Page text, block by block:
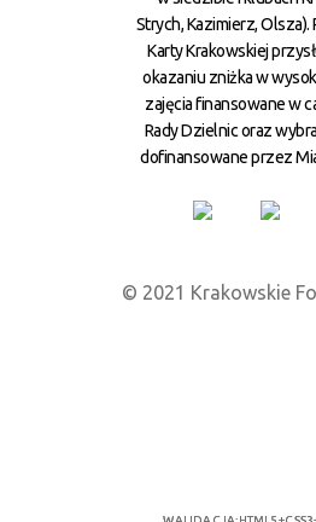
Strych, Kazimierz, Olsza).
Karty Krakowskiej
okazaniu zniżka w
zajęcia finansowane w
Rady Dzielnic oraz
dofinansowane przez
© 2021 Krakowskie